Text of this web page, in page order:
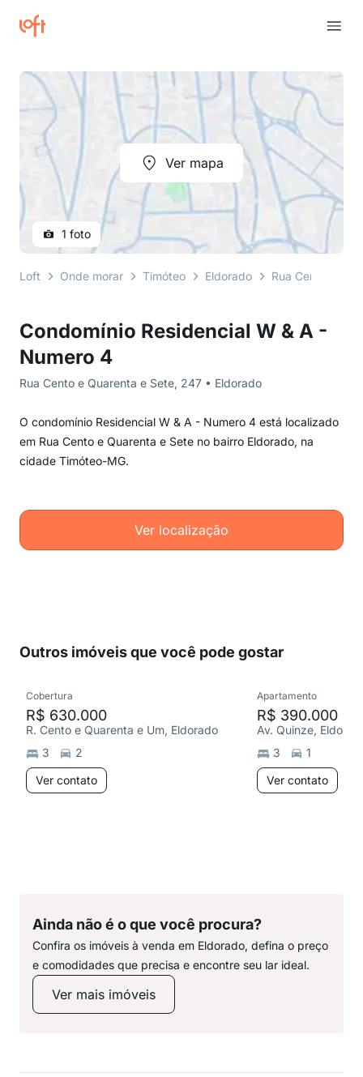
Condomínio Residencial W & A -
Numero 4
Rua Cento e Quarenta e Sete, 247 • Eldorado
O condomínio Residencial W & A - Numero 4 está localizado
em Rua Cento e Quarenta e Sete no bairro Eldorado, na
cidade Timóteo-MG.
Ver localização
Ver mapa
1 foto
Loft Onde morar Timóteo Eldorado Rua Cento e
Outros imóveis que você pode gostar
Cobertura
R$ 630.000
R. Cento e Quarenta e Um, Eldorado
3
2
Ver contato
Apartamento
R$ 390.000
Av. Quinze,
3
1
Ver contato
Ainda não é o que você procura?
Confira os imóveis à venda em Eldorado, defina o preço
e comodidades que precisa e encontre seu lar ideal.
Ver mais imóveis